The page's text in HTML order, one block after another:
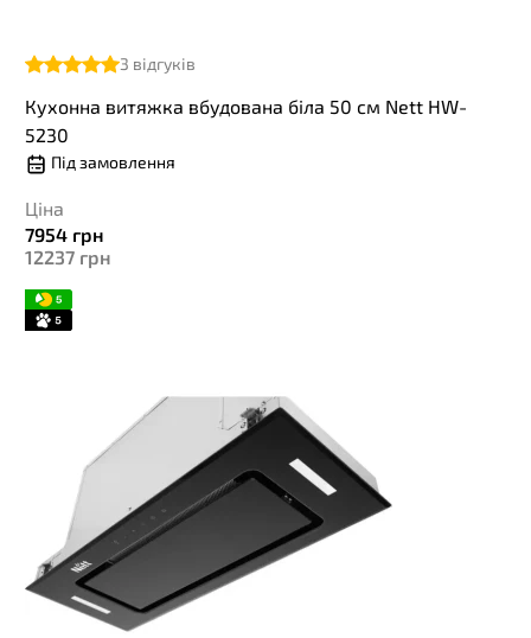
3 відгуків
Кухонна витяжка вбудована біла 50 см Nett HW-
5230
Під замовлення
Ціна
7954 грн
12237 грн